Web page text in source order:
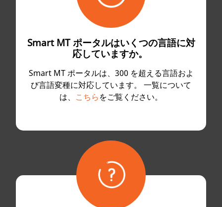
Smart MT ポータルはいくつの言語に対
応していますか。
Smart MT ポータルは、300 を超える言語およ
び言語変種に対応しています。 一覧について
は、 こちらをご覧ください。